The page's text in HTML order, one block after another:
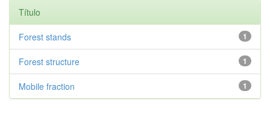
Título
1
Forest stands
1
Forest structure
1
Mobile fraction